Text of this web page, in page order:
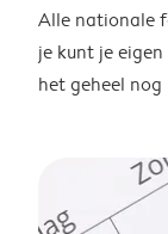
Alle nationale
je kunt je
het geheel